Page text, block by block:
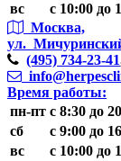
вс
с 10:00 до
Москва,
ул.
(495) 734-23-41
Время работы:
пн-пт с 8:30 до
сб
с 9:00 до
вс
с 10:00 до